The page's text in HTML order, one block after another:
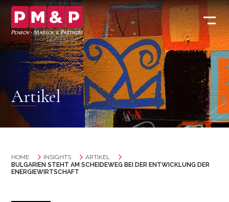
Artikel
HOME INSIGHTS
ARTIKEL
BULGARIEN STEHT AM SCHEIDEWEG BEI DER ENTWICKLUNG DER
ENERGIEWIRTSCHAFT